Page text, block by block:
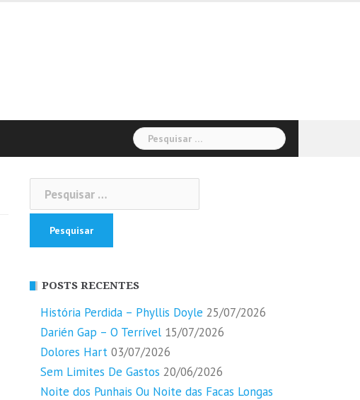
Pesquisar
por:
por:
POSTS RECENTES
História Perdida – Phyllis Doyle 25/07/2026
Darién Gap – O Terrível 15/07/2026
Dolores Hart 03/07/2026
Sem Limites De Gastos 20/06/2026
Noite dos Punhais Ou Noite das Facas Longas